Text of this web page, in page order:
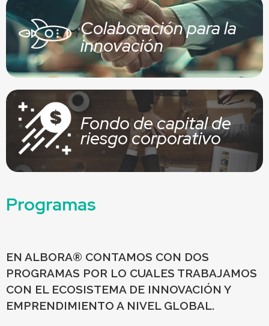
Colaboración para la
innovación
Fondo de capital de
riesgo corporativo
Programas
EN ALBORA® CONTAMOS CON DOS
PROGRAMAS POR LO CUALES TRABAJAMOS
CON EL ECOSISTEMA DE INNOVACIÓN Y
EMPRENDIMIENTO A NIVEL GLOBAL.